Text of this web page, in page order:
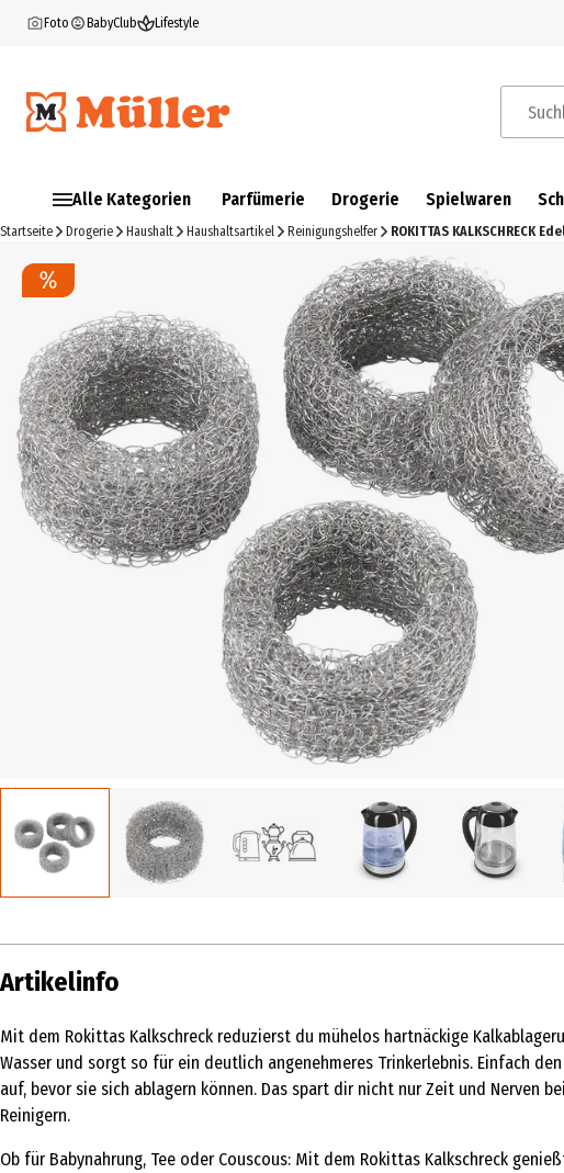
Foto BabyClub Lifestyle
Alle Kategorien Parfümerie Drogerie Spielwaren
Startseite Drogerie Haushalt Haushaltsartikel Reinigungshelfer ROKITTAS KALKSCHRECK
Artikelinfo
Mit dem Rokittas Kalkschreck reduzierst du mühelos hartnäckige
Wasser und sorgt so für ein deutlich angenehmeres Trinkerlebnis. Einfach
auf, bevor sie sich ablagern können. Das spart dir nicht nur Zeit und Nerven
Reinigern.
Ob für Babynahrung, Tee oder Couscous: Mit dem Rokittas Kalkschreck